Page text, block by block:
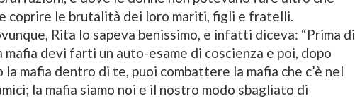
coprire le brutalità dei loro mariti, figli e fratelli.
Rita lo sapeva benissimo, e infatti diceva: “Prima di
devi farti un auto-esame di coscienza e poi, dopo
mafia dentro di te, puoi combattere la mafia che c’è nel
la mafia siamo noi e il nostro modo sbagliato di